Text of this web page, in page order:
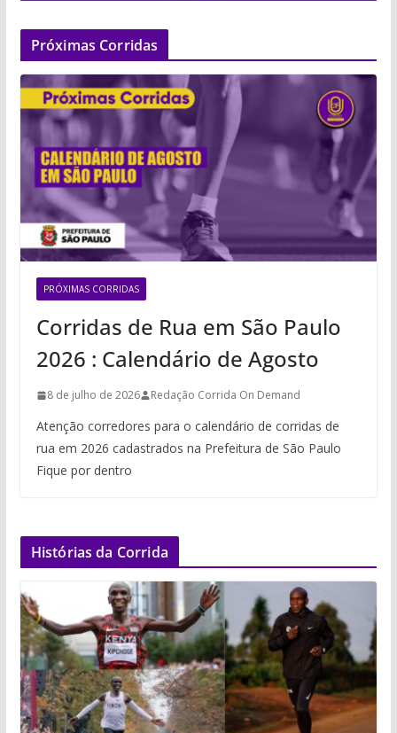
Próximas Corridas
PRÓXIMAS CORRIDAS
Corridas de Rua em São Paulo
2026 : Calendário de Agosto
8 de julho de 2026 Redação Corrida On Demand
Atenção corredores para o calendário de corridas de
rua em 2026 cadastrados na Prefeitura de São Paulo
Fique por dentro
Histórias da Corrida